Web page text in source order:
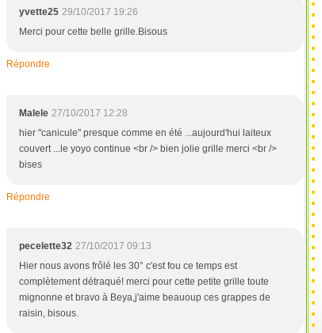
yvette25 29/10/2017 19:26
Merci pour cette belle grille.Bisous
Répondre
Malele 27/10/2017 12:28
hier "canicule" presque comme en été ...aujourd'hui laiteux
couvert ...le yoyo continue <br /> bien jolie grille merci <br />
bises
Répondre
pecelette32 27/10/2017 09:13
Hier nous avons frôlé les 30° c'est fou ce temps est
complètement détraqué! merci pour cette petite grille toute
mignonne et bravo à Beya,j'aime beauoup ces grappes de
raisin, bisous.